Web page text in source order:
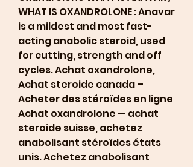
WHAT IS OXANDROLONE : Anavar
is a mildest and most fast-
acting anabolic steroid, used
for cutting, strength and off
cycles. Achat oxandrolone,
Achat steroide canada –
Acheter des stéroïdes en ligne
Achat oxandrolone — achat
steroide suisse, achetez
anabolisant stéroïdes états
unis. Achetez anabolisant